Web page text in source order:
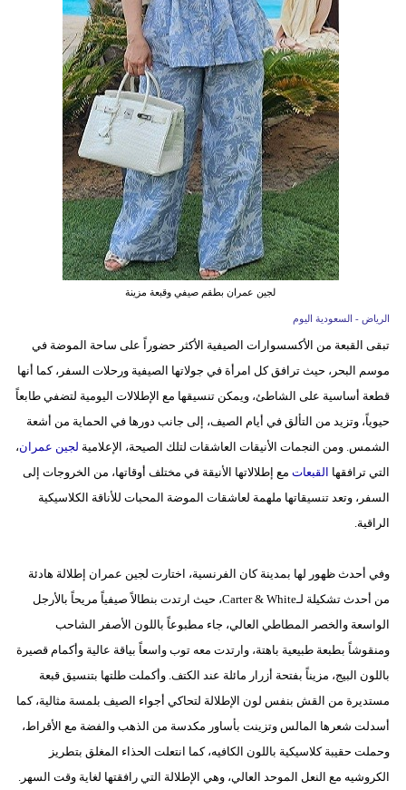
وتكنولوجيا
مدوَّنات
سيارات
لجين عمران بطقم صيفي وقبعة مزينة
الرياض - السعودية اليوم
تبقى القبعة من الأكسسوارات الصيفية الأكثر حضوراً على ساحة الموضة في
موسم البحر، حيث ترافق كل امرأة في جولاتها الصيفية ورحلات السفر، كما أنها
قطعة أساسية على الشاطئ، ويمكن تنسيقها مع الإطلالات اليومية لتضفي طابعاً
حيوياً، وتزيد من التألق في أيام الصيف، إلى جانب دورها في الحماية من أشعة
الشمس. ومن النجمات الأنيقات العاشقات لتلك الصيحة، الإعلامية لجين عمران،
التي ترافقها القبعات مع إطلالاتها الأنيقة في مختلف أوقاتها، من الخروجات إلى
السفر، وتعد تنسيقاتها ملهمة لعاشقات الموضة المحبات للأناقة الكلاسيكية
الراقية.
وفي أحدث ظهور لها بمدينة كان الفرنسية، اختارت لجين عمران إطلالة هادئة
من أحدث تشكيلة لـCarter & White، حيث ارتدت بنطالاً صيفياً مريحاً بالأرجل
الواسعة والخصر المطاطي العالي، جاء مطبوعاً باللون الأصفر الشاحب
ومنقوشاً بطبعة طبيعية باهتة، وارتدت معه توب واسعاً بياقة عالية وأكمام قصيرة
باللون البيج، مزيناً بفتحة أزرار مائلة عند الكتف. وأكملت طلتها بتنسيق قبعة
مستديرة من القش بنفس لون الإطلالة لتحاكي أجواء الصيف بلمسة مثالية، كما
أسدلت شعرها المالس وتزينت بأساور مكدسة من الذهب والفضة مع الأقراط،
وحملت حقيبة كلاسيكية باللون الكافيه، كما انتعلت الحذاء المغلق بتطريز
الكروشيه مع النعل الموحد العالي، وهي الإطلالة التي رافقتها لغاية وقت السهر.